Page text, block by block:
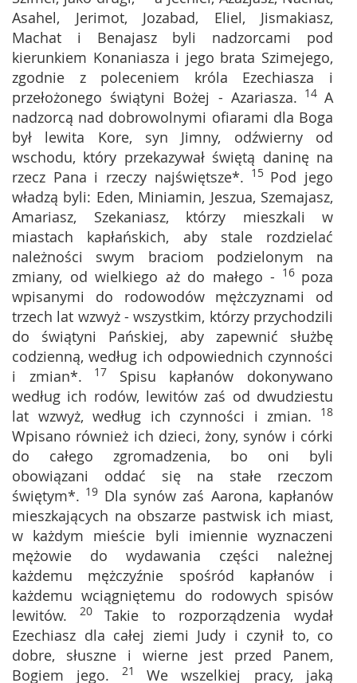
Asahel, Jerimot, Jozabad, Eliel, Jismakiasz,
Machat i Benajasz byli nadzorcami pod
kierunkiem Konaniasza i jego brata Szimejego,
zgodnie z poleceniem króla Ezechiasza i
przełożonego świątyni Bożej - Azariasza. 14 A
nadzorcą nad dobrowolnymi ofiarami dla Boga
był lewita Kore, syn Jimny, odźwierny od
wschodu, który przekazywał świętą daninę na
rzecz Pana i rzeczy najświętsze*. 15 Pod jego
władzą byli: Eden, Miniamin, Jeszua, Szemajasz,
Amariasz, Szekaniasz, którzy mieszkali w
miastach kapłańskich, aby stale rozdzielać
należności swym braciom podzielonym na
zmiany, od wielkiego aż do małego - 16 poza
wpisanymi do rodowodów mężczyznami od
trzech lat wzwyż - wszystkim, którzy przychodzili
do świątyni Pańskiej, aby zapewnić służbę
codzienną, według ich odpowiednich czynności
i zmian*. 17 Spisu kapłanów dokonywano
według ich rodów, lewitów zaś od dwudziestu
lat wzwyż, według ich czynności i zmian. 18
Wpisano również ich dzieci, żony, synów i córki
do całego zgromadzenia, bo oni byli
obowiązani oddać się na stałe rzeczom
świętym*. 19 Dla synów zaś Aarona, kapłanów
mieszkających na obszarze pastwisk ich miast,
w każdym mieście byli imiennie wyznaczeni
mężowie do wydawania części należnej
każdemu mężczyźnie spośród kapłanów i
każdemu wciągniętemu do rodowych spisów
lewitów. 20Takie to rozporządzenia wydał
Ezechiasz dla całej ziemi Judy i czynił to, co
dobre, słuszne i wierne jest przed Panem,
Bogiem jego. 21We wszelkiej pracy, jaką